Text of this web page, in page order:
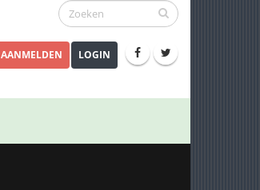
AANMELDEN LOGIN